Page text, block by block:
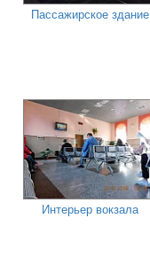
Пассажирское здание
Интерьер вокзала